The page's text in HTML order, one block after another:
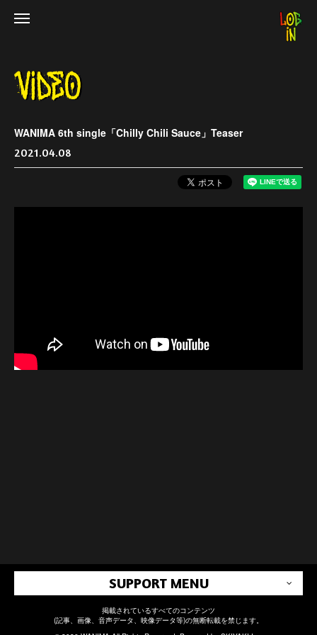
WANIMA 6th single「Chilly Chili Sauce」Teaser
2021.04.08
SUPPORT MENU
掲載されているすべてのコンテンツ
(記事、画像、音声データ、映像データ等)の無断転載を禁じます。